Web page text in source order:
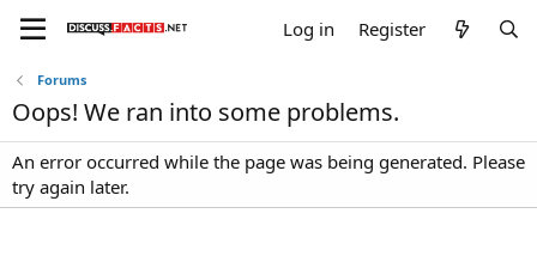
Log in Register
Forums
Oops! We ran into some problems.
An error occurred while the page was being generated. Please
try again later.